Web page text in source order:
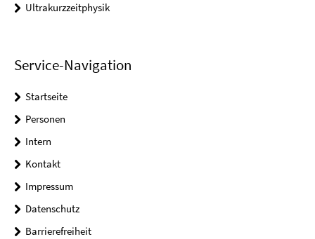
Ultrakurzzeitphysik
Service-Navigation
Startseite
Personen
Intern
Kontakt
Impressum
Datenschutz
Barrierefreiheit